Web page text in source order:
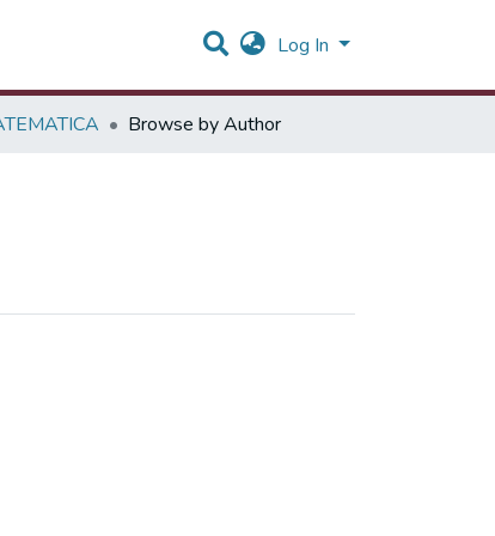
Log In
Browse by Author
Alejandro"